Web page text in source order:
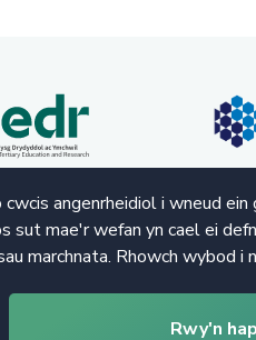
cwcis angenrheidiol i wneud
sut mae'r wefan yn cael ei
marchnata. Rhowch wybod i
Rwy'n